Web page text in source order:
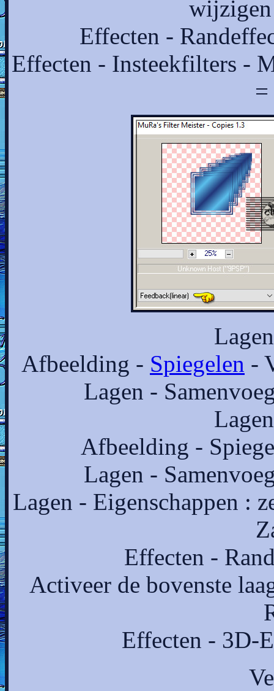
Effecten -
Effecten - Insteekfilters -
Afbeelding - Spiegelen -
Lagen -
Afbeelding -
Lagen -
Lagen - Eigenschappen :
Effecten -
Activeer de bovenste
Effecten - 3D-